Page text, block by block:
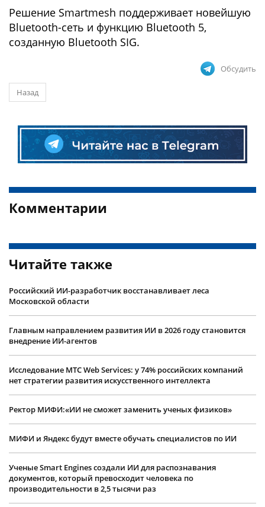
Решение Smartmesh поддерживает новейшую
Bluetooth-сеть и функцию Bluetooth 5,
созданную Bluetooth SIG.
Обсудить
Назад
Комментарии
Читайте также
Российский ИИ-разработчик восстанавливает леса
Московской области
Главным направлением развития ИИ в 2026 году становится
внедрение ИИ-агентов
Исследование МТС Web Services: у 74% российских компаний
нет стратегии развития искусственного интеллекта
Ректор МИФИ:«ИИ не сможет заменить ученых физиков»
МИФИ и Яндекс будут вместе обучать специалистов по ИИ
Ученые Smart Engines создали ИИ для распознавания
документов, который превосходит человека по
производительности в 2,5 тысячи раз